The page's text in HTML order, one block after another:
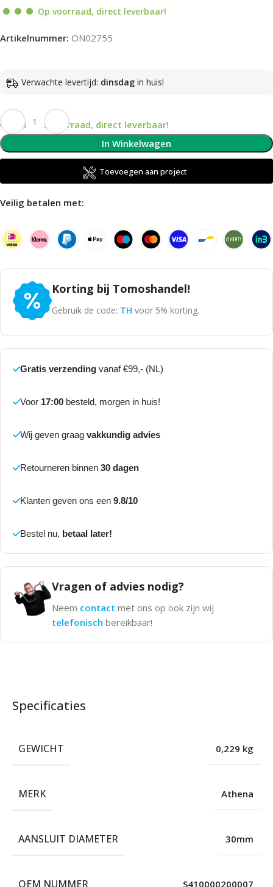
Op voorraad, direct leverbaar!
Artikelnummer: ON02755
Verwachte levertijd: dinsdag in huis!
Op voorraad, direct leverbaar!
In Winkelwagen
Toevoegen aan project
Veilig betalen met:
Korting bij Tomoshandel!
Gebruik de code: TH voor 5% korting.
Gratis verzending vanaf €99,- (NL)
Voor 17:00 besteld, morgen in huis!
Wij geven graag vakkundig advies
Retourneren binnen 30 dagen
Klanten geven ons een 9.8/10
Bestel nu, betaal later!
Vragen of advies nodig?
Neem contact met ons op ook zijn wij
telefonisch bereikbaar!
Specificaties
GEWICHT 0,229 kg
MERK Athena
AANSLUIT DIAMETER 30mm
OEM NUMMER S410000200007